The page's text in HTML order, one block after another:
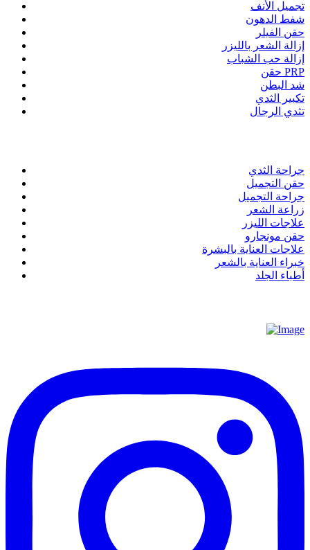
تجميل الأنف
شفط الدهون
حقن الفيلر
إزالة الشعر بالليزر
إزالة حب الشباب
حقن PRP
شد البطن
تكبير الثدي
تثدي الرجال
جراحة الثدي
حقن التجميل
جراحة التجميل
زراعة الشعر
علاجات الليزر
حقن مونجارو
علاجات العناية بالبشرة
خبراء العناية بالشعر
أطباء الجلد